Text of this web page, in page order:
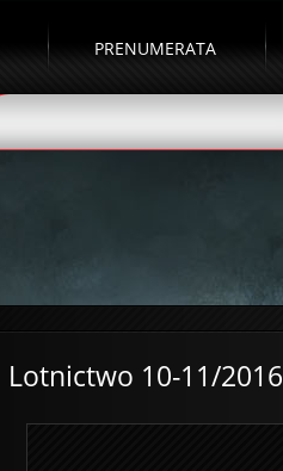
PRENUMERATA
Lotnictwo 10-11/2016